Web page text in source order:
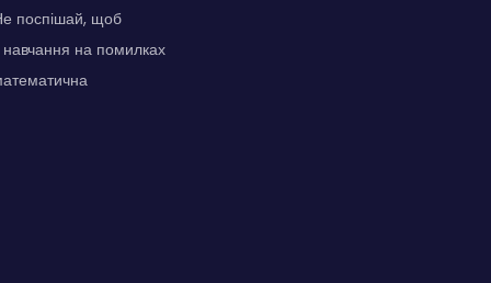
поспішай, щоб
на помилках